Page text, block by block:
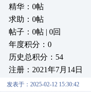
精华：0帖
求助：0帖
帖子：0帖 | 0回
年度积分：0
历史总积分：54
注册：2021年7月14日
发表于：2025-02-12 15:30:42